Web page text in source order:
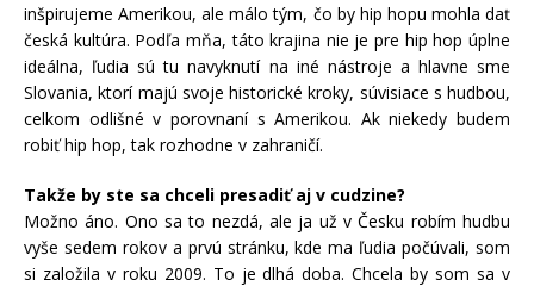
inšpirujeme Amerikou, ale málo tým, čo by hip hopu mohla dať
česká kultúra. Podľa mňa, táto krajina nie je pre hip hop úplne
ideálna, ľudia sú tu navyknutí na iné nástroje a hlavne sme
Slovania, ktorí majú svoje historické kroky, súvisiace s hudbou,
celkom odlišné v porovnaní s Amerikou. Ak niekedy budem
robiť hip hop, tak rozhodne v zahraničí.
Takže by ste sa chceli presadiť aj v cudzine?
Možno áno. Ono sa to nezdá, ale ja už v Česku robím hudbu
vyše sedem rokov a prvú stránku, kde ma ľudia počúvali, som
si založila v roku 2009. To je dlhá doba. Chcela by som sa v